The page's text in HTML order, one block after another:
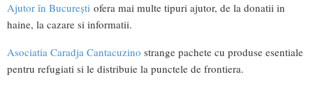
Ajutor în București ofera mai multe tipuri ajutor, de la donatii in
haine, la cazare si informatii.
Asociatia Caradja Cantacuzino strange pachete cu produse esentiale
pentru refugiati si le distribuie la punctele de frontiera.